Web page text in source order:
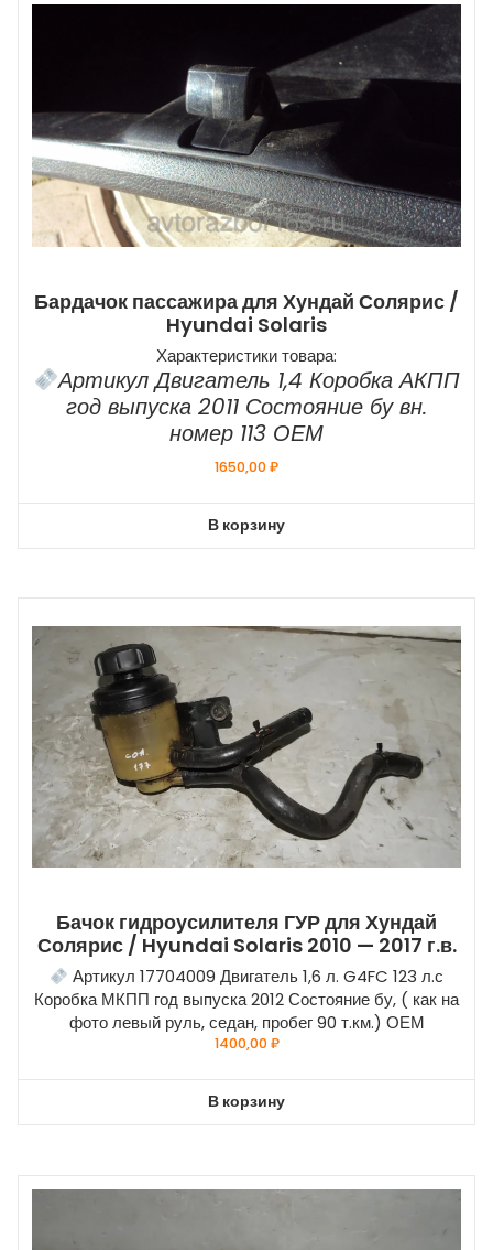
Бардачок пассажира для Хундай Солярис /
Hyundai Solaris
Характеристики товара:
Артикул Двигатель 1,4 Коробка АКПП
год выпуска 2011 Состояние бу вн.
номер 113 ОЕМ
1650,00₽
В корзину
Бачок гидроусилителя ГУР для Хундай
Солярис / Hyundai Solaris 2010 — 2017 г.в.
Артикул 17704009 Двигатель 1,6 л. G4FC 123 л.с
Коробка МКПП год выпуска 2012 Состояние бу, ( как на
фото левый руль, седан, пробег 90 т.км.) ОЕМ
1400,00₽
В корзину